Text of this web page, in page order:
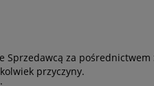
za pośrednictwem
przyczyny.